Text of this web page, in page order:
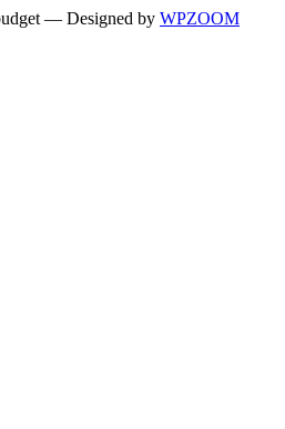
— Designed by WPZOOM